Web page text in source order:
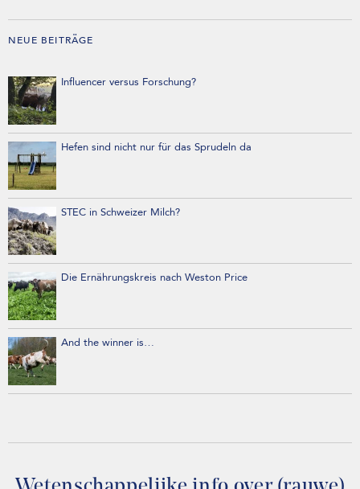
NEUE BEITRÄGE
Influencer versus Forschung?
Hefen sind nicht nur für das Sprudeln da
STEC in Schweizer Milch?
Die Ernährungskreis nach Weston Price
And the winner is…